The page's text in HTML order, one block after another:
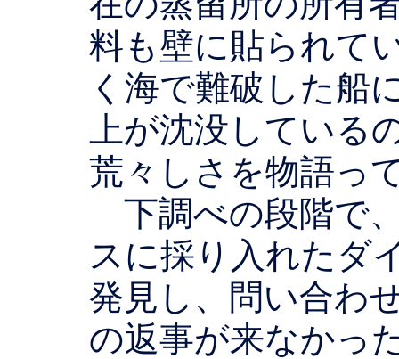
料も壁に貼られて
く海で難破した船
上が沈没している
荒々しさを物語っ
下調べの段階で
スに採り入れたダ
発見し、問い合わ
の返事が来なかっ